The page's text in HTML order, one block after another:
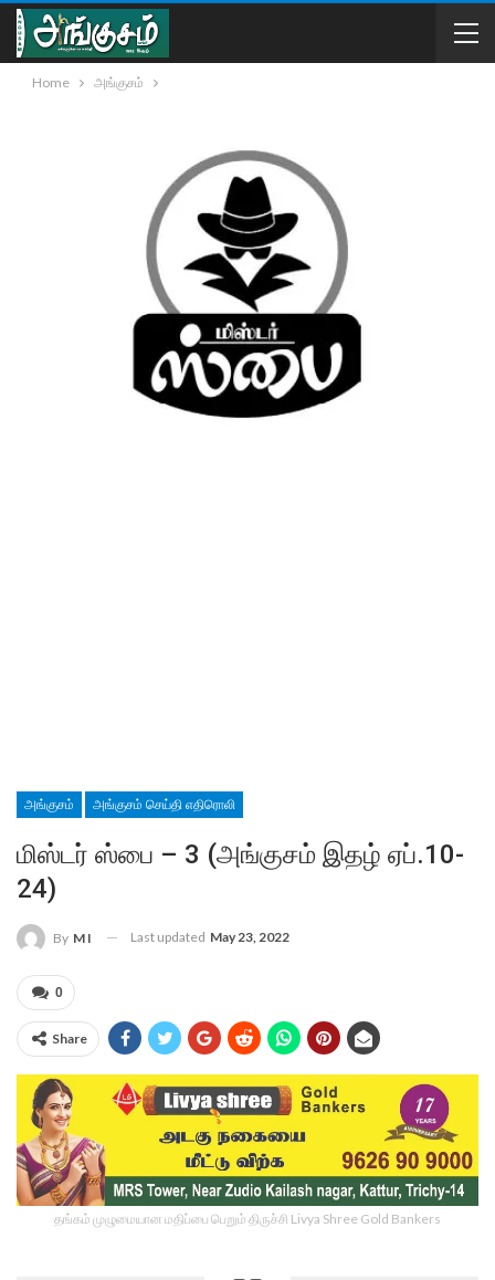
Home அங்குசம்
அங்குசம் அங்குசம் செய்தி எதிரொலி
மிஸ்டர் ஸ்பை – 3 (அங்குசம் இதழ் ஏப்.10-
24)
By M I Last updated May 23, 2022
0
Share
தங்கம் முழுமையான மதிப்பை பெறும் திருச்சி Livya Shree Gold Bankers